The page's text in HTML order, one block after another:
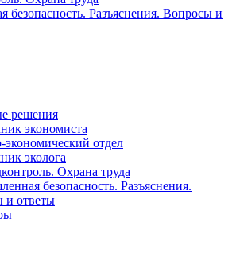
Разъяснения. Вопросы и
решения
экономиста
экономический отдел
эколога
Охрана труда
безопасность. Разъяснения.
и ответы